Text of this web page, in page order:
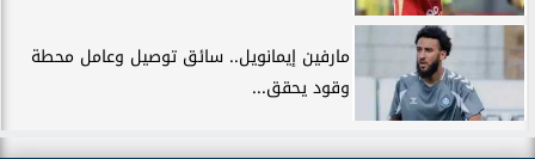
مارفين إيمانويل.. سائق توصيل وعامل محطة
وقود يحقق...